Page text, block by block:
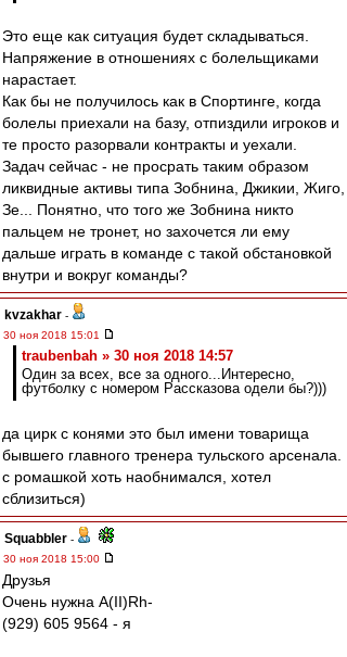
Это еще как ситуация будет складываться.
Напряжение в отношениях с болельщиками
нарастает.
Как бы не получилось как в Спортинге, когда
болелы приехали на базу, отпиздили игроков и
те просто разорвали контракты и уехали.
Задач сейчас - не просрать таким образом
ликвидные активы типа Зобнина, Джикии, Жиго,
Зе... Понятно, что того же Зобнина никто
пальцем не тронет, но захочется ли ему
дальше играть в команде с такой обстановкой
внутри и вокруг команды?
kvzakhar -
30 ноя 2018 15:01
traubenbah » 30 ноя 2018 14:57
Один за всех, все за одного...Интересно,
футболку с номером Рассказова одели бы?)))
да цирк с конями это был имени товарища
бывшего главного тренера тульского арсенала.
с ромашкой хоть наобнимался, хотел
сблизиться)
Squabbler -
30 ноя 2018 15:00
Друзья
Очень нужна А(II)Rh-
(929) 605 9564 - я